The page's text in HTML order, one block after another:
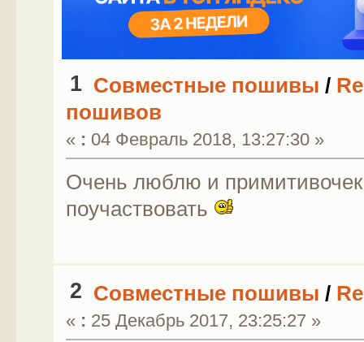
1 Совместные пошивы /
пошивов
« : 04 Февраль 2018, 13:27:30 »
Очень люблю и примитивочек
поучаствовать
2 Совместные пошивы /
« : 25 Декабрь 2017, 23:25:27 »